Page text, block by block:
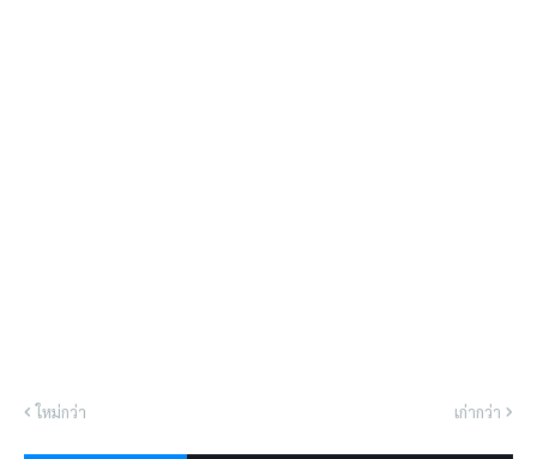
ใหม่กว่า เก่ากว่า